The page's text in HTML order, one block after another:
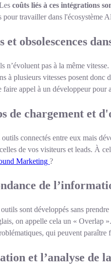
coûts liés à ces intégrations
pour travailler dans l'écosystème
et obsolescences
n’évoluent pas à la même
à plusieurs vitesses posent donc
faire appel à un développeur
de chargement et
connectés entre eux mais
de vos visiteurs et leads. À
Marketing?
de
sont développés sans
on appelle cela un « Overlap
qui peuvent
et l’analyse de